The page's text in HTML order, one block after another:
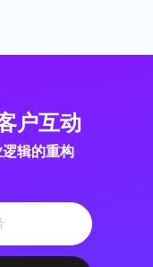
户互动
辑的重构